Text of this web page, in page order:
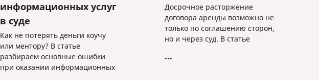
информационных услуг
в суде
Как не потерять деньги коучу
или ментору? В статье
разбираем основные ошибки
при оказании информационных
Досрочное расторжение
договора аренды возможно не
только по соглашению сторон,
но и через суд. В статье
для расторжения, типичные
...